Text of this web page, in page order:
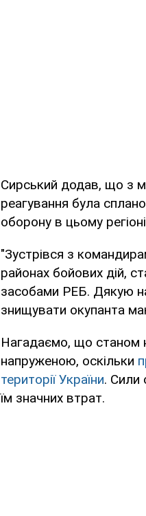
Сирський додав, що з
реагування була
оборону в цьому
"Зустрівся з
районах бойових дій,
засобами РЕБ. Дякую
знищувати окупанта
Нагадаємо, що станом
напруженою, оскільки
території України. Сили
їм значних втрат.